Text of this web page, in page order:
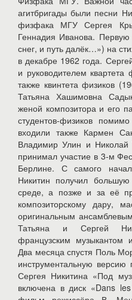
агитбригады были песни
физфака МГУ Сергея
Геннадия Иванова.
снег, и путь далёк…») на
в декабре 1962 года.
и руководителем
также квинтета физиков
Татьяна Хашимовна
женой композитора и его
студентов-физиков
входили также Кармен
Владимир Улин и Николай
принимал участие в 3-м
Берлине. С самого
Никитин получил большую
среде, а позже и за её
композиторскому дару,
оригинальным
Татьяна и Сергей
французским
Два месяца спустя Поль
инструментальную версию
Сергея Никитина «Под
включена в диск «Dans